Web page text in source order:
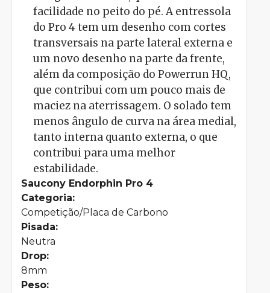
facilidade no peito do pé. A entressola
do Pro 4 tem um desenho com cortes
transversais na parte lateral externa e
um novo desenho na parte da frente,
além da composição do Powerrun HQ,
que contribui com um pouco mais de
maciez na aterrissagem. O solado tem
menos ângulo de curva na área medial,
tanto interna quanto externa, o que
contribui para uma melhor
estabilidade.
Saucony Endorphin Pro 4
Categoria:
Competição/Placa de Carbono
Pisada:
Neutra
Drop:
8mm
Peso: